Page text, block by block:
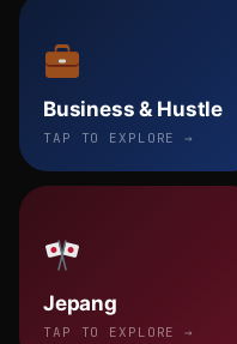
Business & Hustle
TAP TO EXPLORE →
Jepang
TAP TO EXPLORE →